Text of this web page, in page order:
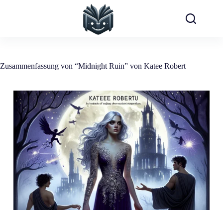
Zusammenfassung von “Midnight Ruin” von Katee Robert